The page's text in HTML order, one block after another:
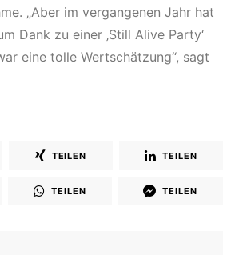
„Aber im vergangenen Jahr hat
Dank zu einer ‚Still Alive Party‘
eine tolle Wertschätzung“, sagt
TEILEN TEILEN
TEILEN TEILEN